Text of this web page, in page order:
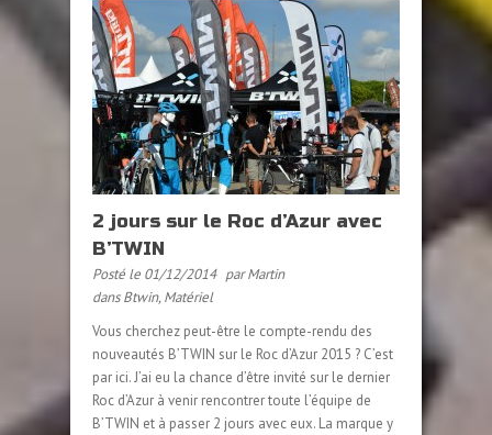
2 jours sur le Roc d’Azur avec
B’TWIN
Posté le 01/12/2014 par Martin
dansBtwin,Matériel
Vous cherchez peut-être le compte-rendu des
nouveautés B’TWIN sur le Roc d’Azur 2015 ? C’est
par ici. J’ai eu la chance d’être invité sur le dernier
Roc d’Azur à venir rencontrer toute l’équipe de
B’TWIN et à passer 2 jours avec eux. La marque y